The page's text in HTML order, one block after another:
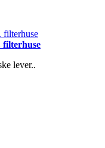
filterhuse
lever..